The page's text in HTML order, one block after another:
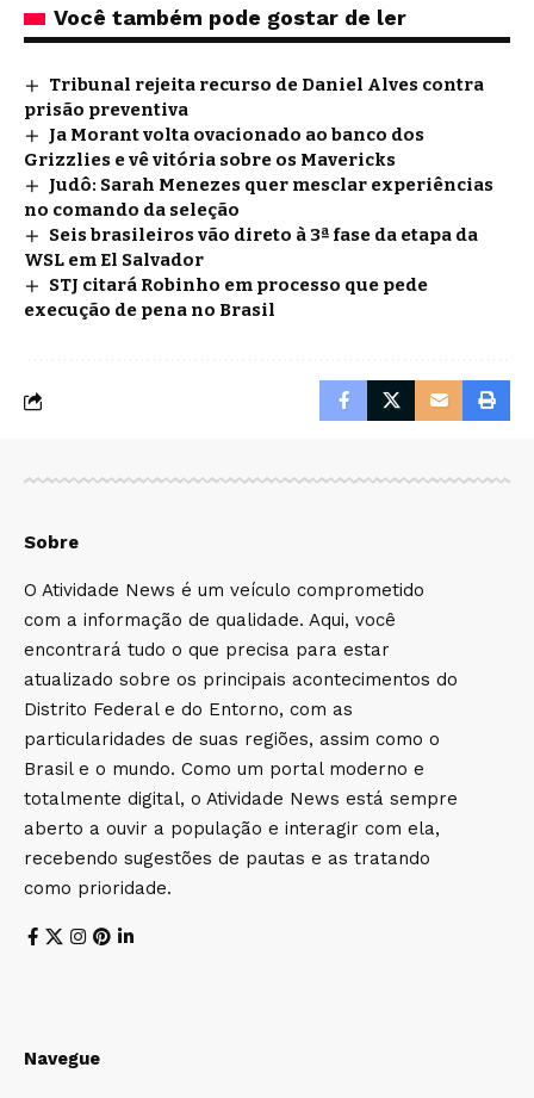
Você também pode gostar de ler
Tribunal rejeita recurso de Daniel Alves contra
prisão preventiva
Ja Morant volta ovacionado ao banco dos
Grizzlies e vê vitória sobre os Mavericks
Judô: Sarah Menezes quer mesclar experiências
no comando da seleção
Seis brasileiros vão direto à 3ª fase da etapa da
WSL em El Salvador
STJ citará Robinho em processo que pede
execução de pena no Brasil
Sobre
O Atividade News é um veículo comprometido
com a informação de qualidade. Aqui, você
encontrará tudo o que precisa para estar
atualizado sobre os principais acontecimentos do
Distrito Federal e do Entorno, com as
particularidades de suas regiões, assim como o
Brasil e o mundo. Como um portal moderno e
totalmente digital, o Atividade News está sempre
aberto a ouvir a população e interagir com ela,
recebendo sugestões de pautas e as tratando
como prioridade.
Navegue